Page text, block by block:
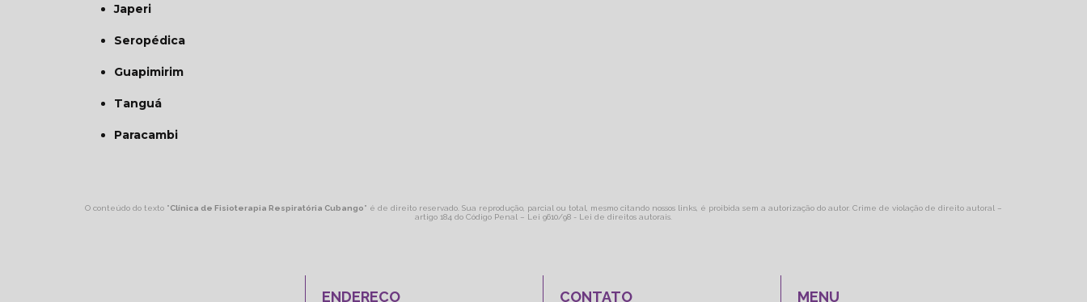
Japeri
Seropédica
Guapimirim
Tanguá
Paracambi
O conteúdo do texto "Clínica de Fisioterapia Respiratória Cubango" é de direito reservado. Sua reprodução, parcial ou total, mesmo citando nossos links, é proibida sem a autorização do autor. Crime de violação de direito autoral –
artigo 184 do Código Penal – Lei 9610/98 - Lei de direitos autorais.
ENDEREÇO CONTATO MENU